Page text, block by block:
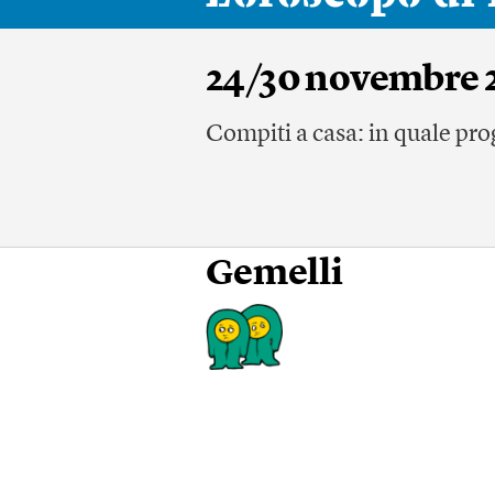
24/30 novembre
Compiti a casa: in quale
Gemelli